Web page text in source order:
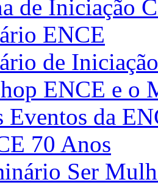
de Iniciação
ENCE
de
ENCE e o
Eventos da
70 Anos
Ser